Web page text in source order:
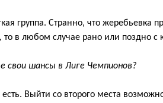
группа. Странно, что жеребьевка
, то в любом случае рано или поздно с
свои шансы в Лиге Чемпионов?
Выйти со второго места